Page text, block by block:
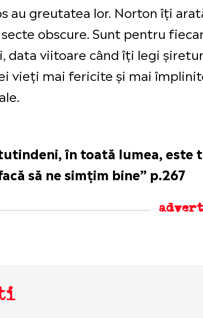
au greutatea lor. Norton îți
obscure. Sunt pentru
data viitoare când îți legi
vieți mai fericite și mai
în toată lumea, este
să ne simțim bine” p.267